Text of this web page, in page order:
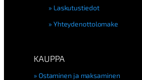
Laskutustiedot
Yhteydenottolomake
KAUPPA
Ostaminen ja maksaminen